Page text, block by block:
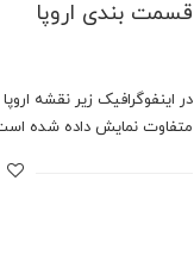
قسمت بندی اروپا
متفاوت نمایش داده شده